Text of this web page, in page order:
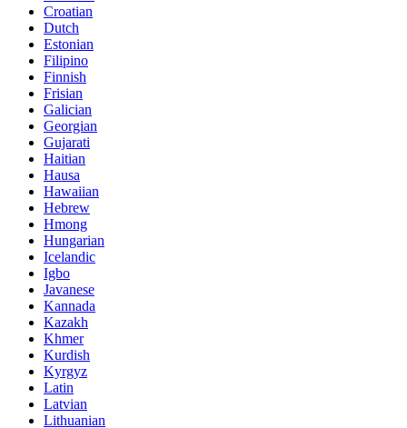
Croatian
Dutch
Estonian
Filipino
Finnish
Frisian
Galician
Georgian
Gujarati
Haitian
Hausa
Hawaiian
Hebrew
Hmong
Hungarian
Icelandic
Igbo
Javanese
Kannada
Kazakh
Khmer
Kurdish
Kyrgyz
Latin
Latvian
Lithuanian